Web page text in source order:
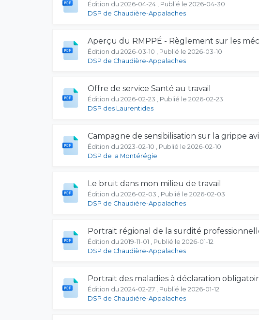
Édition du 2026-04-24 , Publié le 2026-04-30
DSP de Chaudière-Appalaches
Aperçu du RMPPÉ - Règlement sur les
Édition du 2026-03-10 , Publié le 2026-03-10
DSP de Chaudière-Appalaches
Offre de service Santé au travail
Édition du 2026-02-23 , Publié le 2026-02-23
DSP des Laurentides
Campagne de sensibilisation sur la grippe
Édition du 2023-02-10 , Publié le 2026-02-10
DSP de la Montérégie
Le bruit dans mon milieu de travail
Édition du 2026-02-03 , Publié le 2026-02-03
DSP de Chaudière-Appalaches
Portrait régional de la surdité
Édition du 2019-11-01 , Publié le 2026-01-12
DSP de Chaudière-Appalaches
Portrait des maladies à déclaration
Édition du 2024-02-27 , Publié le 2026-01-12
DSP de Chaudière-Appalaches